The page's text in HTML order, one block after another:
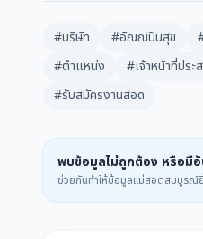
#บริษัท #อัณณ์ปันสุข
#ตำแหน่ง
#เจ้าหน้าที่ประ
#รับสมัครงานสอด
พบข้อมูลไม่ถูกต้อง หรือมีอั
ช่วยกันทำให้ข้อมูลแม่สอดสมบูรณ์